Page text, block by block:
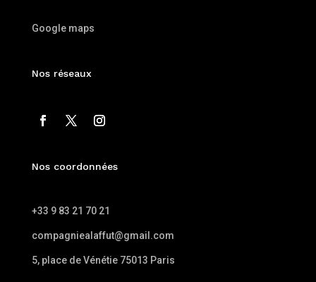
Google maps
Nos réseaux
Nos coordonnées
+33 9 83 21 70 21
compagniealaffut@gmail.com
5, place de Vénétie 75013 Paris